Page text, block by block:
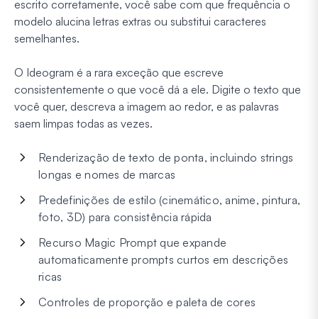
escrito corretamente, você sabe com que frequência o
modelo alucina letras extras ou substitui caracteres
semelhantes.
O Ideogram é a rara exceção que escreve
consistentemente o que você dá a ele. Digite o texto que
você quer, descreva a imagem ao redor, e as palavras
saem limpas todas as vezes.
Renderização de texto de ponta, incluindo strings
longas e nomes de marcas
Predefinições de estilo (cinemático, anime, pintura,
foto, 3D) para consistência rápida
Recurso Magic Prompt que expande
automaticamente prompts curtos em descrições
ricas
Controles de proporção e paleta de cores